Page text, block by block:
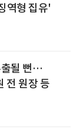
역형 집유'
출될 뻔…
전 원장 등